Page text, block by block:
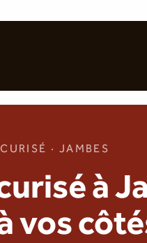
· JAMBES
à
vos